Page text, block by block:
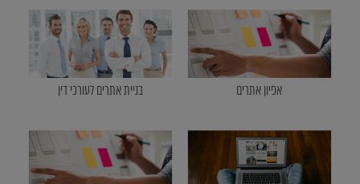
אפיון אתרים בניית אתרים לעורכי דין